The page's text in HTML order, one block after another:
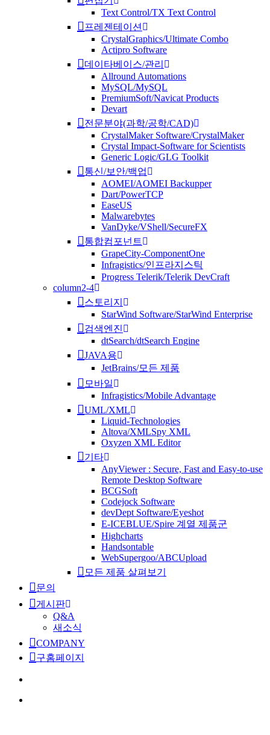
Text Control/TX Text Control
프레젠테이션
CrystalGraphics/Ultimate Combo
Actipro Software
데이타베이스/관리
Allround Automations
MySQL/MySQL
PremiumSoft/Navicat Products
Devart
전문분야(과학/공학/CAD)
CrystalMaker Software/CrystalMaker
Crystal Impact-Software for Scientists
Generic Logic/GLG Toolkit
통신/보안/백업
AOMEI/AOMEI Backupper
Dart/PowerTCP
EaseUS
Malwarebytes
VanDyke/VShell/SecureFX
통합컴포넌트
GrapeCity-ComponentOne
Infragistics/인프라지스틱
Progress Telerik/Telerik DevCraft
column2-4
스토리지
StarWind Software/StarWind Enterprise
검색엔진
dtSearch/dtSearch Engine
JAVA용
JetBrains/모든 제품
모바일
Infragistics/Mobile Advantage
UML/XML
Liquid-Technologies
Altova/XMLSpy XML
Oxyzen XML Editor
기타
AnyViewer : Secure, Fast and Easy-to-use
Remote Desktop Software
BCGSoft
Codejock Software
devDept Software/Eyeshot
E-ICEBLUE/Spire 계열 제품군
Highcharts
Handsontable
WebSupergoo/ABCUpload
모든 제품 살펴보기
문의
게시판
Q&A
새소식
COMPANY
구홈페이지